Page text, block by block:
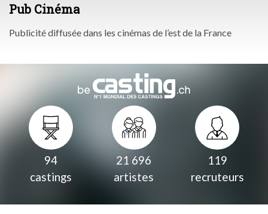
Pub Cinéma
Publicité diffusée dans les cinémas de l’est de la France
94
castings
21 696
artistes
119
recruteurs